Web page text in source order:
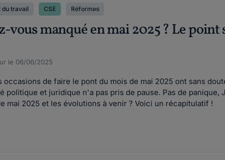
du travail CSE Réformes
vous manqué en mai 2025 ? Le
le 06/06/2025
de faire le pont du mois de mai 2025 ont sans
politique et juridique n'a pas pris de pause. Pas de
mai 2025 et les évolutions à venir ? Voici un récapitulatif !